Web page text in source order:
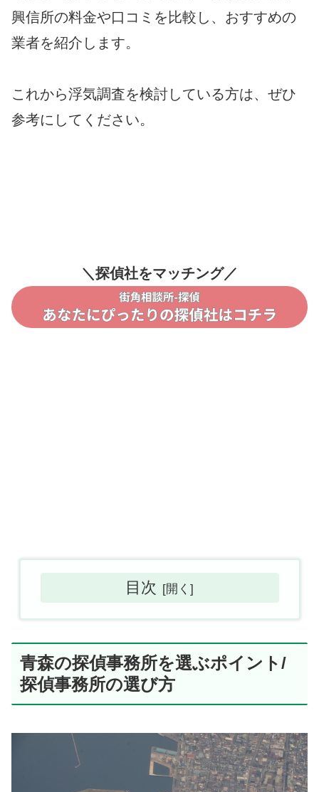
興信所の料金や口コミを比較し、おすすめの
業者を紹介します。
これから浮気調査を検討している方は、ぜひ
参考にしてください。
＼探偵社をマッチング／
目次
青森の探偵事務所を選ぶポイント/
探偵事務所の選び方